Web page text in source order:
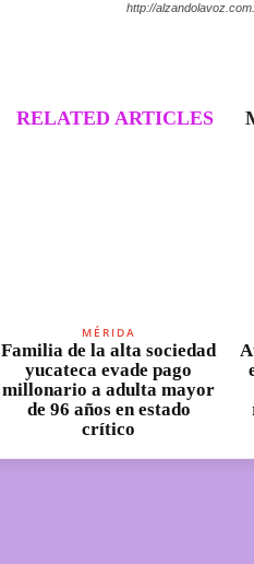
http://
RELATED ARTICLES
MÉRIDA
Familia de la alta sociedad
yucateca evade pago
millonario a adulta mayor
de 96 años en estado
crítico